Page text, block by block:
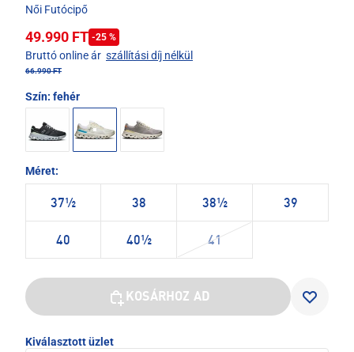
Női Futócipő
49.990 FT -25 %
Bruttó online ár szállítási díj nélkül
66.990 FT
Szín: fehér
Méret:
37½ 38 38½ 39
40 40½ 41
KOSÁRHOZ AD
Kiválasztott üzlet